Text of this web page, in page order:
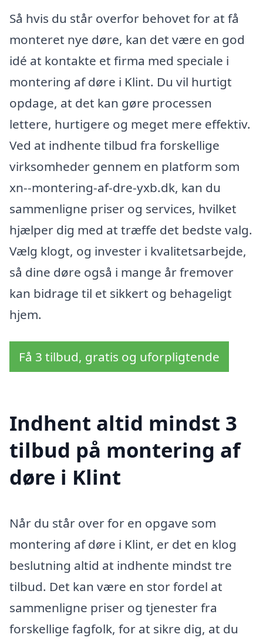
Så hvis du står overfor behovet for at få
monteret nye døre, kan det være en god
idé at kontakte et firma med speciale i
montering af døre i Klint. Du vil hurtigt
opdage, at det kan gøre processen
lettere, hurtigere og meget mere effektiv.
Ved at indhente tilbud fra forskellige
virksomheder gennem en platform som
xn--montering-af-dre-yxb.dk, kan du
sammenligne priser og services, hvilket
hjælper dig med at træffe det bedste valg.
Vælg klogt, og invester i kvalitetsarbejde,
så dine døre også i mange år fremover
kan bidrage til et sikkert og behageligt
hjem.
Få 3 tilbud, gratis og uforpligtende
Indhent altid mindst 3
tilbud på montering af
døre i Klint
Når du står over for en opgave som
montering af døre i Klint, er det en klog
beslutning altid at indhente mindst tre
tilbud. Det kan være en stor fordel at
sammenligne priser og tjenester fra
forskellige fagfolk, for at sikre dig, at du